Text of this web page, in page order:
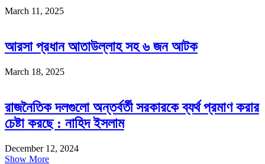
March 11, 2025
আরসা প্রধান আতাউল্লাহ সহ ৬ জন আটক
March 18, 2025
রাজনৈতিক দলগুলো অন্তর্বর্তী সরকারকে ব্যর্থ প্রমাণ করার
চেষ্টা করছে : নাহিদ ইসলাম
December 12, 2024
Show More